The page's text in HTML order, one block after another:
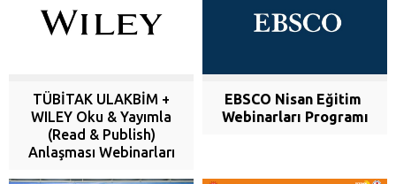
TÜBİTAK ULAKBİM +
WILEY Oku & Yayımla
(Read & Publish)
Anlaşması Webinarları
EBSCO Nisan Eğitim
Webinarları Programı